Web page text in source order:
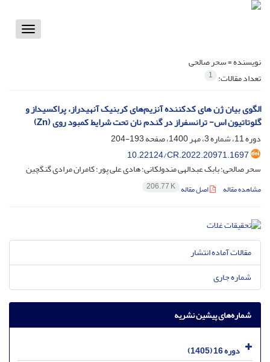
Toggle
نویسنده =سحر صالحی
تعداد مقالات: 1
الگوی بیان ژن های کدکننده آنزیم‌های کربنیک آنهیدراز، پراکسیداز و
گلوتاتیون اس- ترانسفراز در گندم نان تحت شرایط کمبود روی (Zn)
دوره 11، شماره 3، مهر 1400، صفحه
193-204
10.22124/CR.2022.20971.1697
سحر صالحی؛ بابک عبدالهی مندولکانی؛ هادی علی پور؛ کامران مرادی گنگچین
مشاهده مقاله اصل مقاله 206.77 K
مقالات آماده انتشار
شماره جاری
شماره‌های پیشین نشریه
دوره 16 (1405)